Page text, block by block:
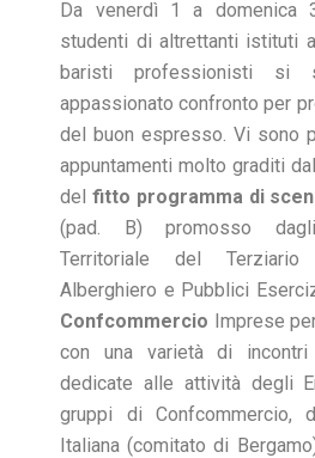
Da venerdì 1 a domenica
studenti di altrettanti istituti
baristi professionisti si
appassionato confronto per
del buon espresso. Vi sono
appuntamenti molto graditi
delfitto programma di
(pad. B) promosso
Territoriale del
Alberghiero e Pubblici
Confcommercio Imprese
con una varietà di
dedicate alle attività degli
gruppi di Confcommercio,
Italiana (comitato di